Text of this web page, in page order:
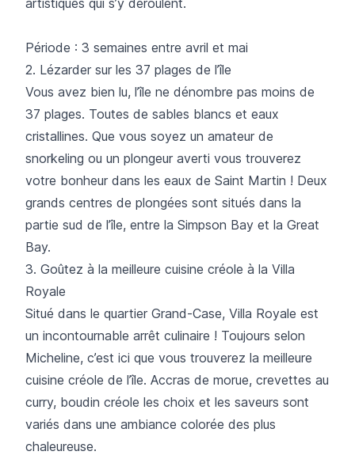
Période : 3 semaines entre avril et mai
2. Lézarder sur les 37 plages de l’île
Vous avez bien lu, l’île ne dénombre pas moins de
37 plages. Toutes de sables blancs et eaux
cristallines. Que vous soyez un amateur de
snorkeling ou un plongeur averti vous trouverez
votre bonheur dans les eaux de Saint Martin ! Deux
grands centres de plongées sont situés dans la
partie sud de l’île, entre la Simpson Bay et la Great
Bay.
3. Goûtez à la meilleure cuisine créole à la Villa
Royale
Situé dans le quartier Grand-Case, Villa Royale est
un incontournable arrêt culinaire ! Toujours selon
Micheline, c’est ici que vous trouverez la meilleure
cuisine créole de l’île. Accras de morue, crevettes au
curry, boudin créole les choix et les saveurs sont
variés dans une ambiance colorée des plus
chaleureuse.